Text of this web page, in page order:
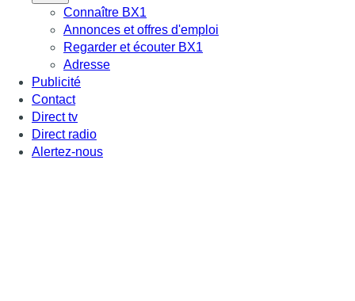
Connaître BX1
Annonces et offres d'emploi
Regarder et écouter BX1
Adresse
Publicité
Contact
Direct tv
Direct radio
Alertez-nous